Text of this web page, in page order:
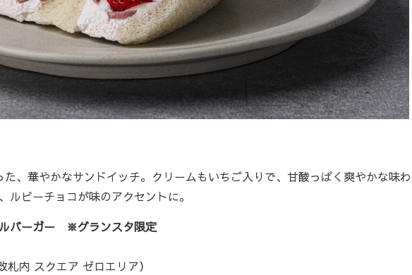
、華やかなサンドイッチ。クリームもいちご入りで、甘酸っぱく爽やかな味
ビーチョコが味のアクセントに。
バーガー ※グランスタ限定
内 スクエア ゼロエリア）